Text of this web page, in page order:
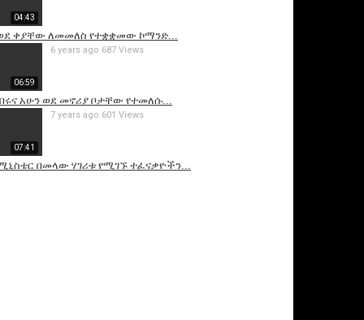
04:43
ቀያቸው ለመመለስ የተቋቋመው ኮማንድ...
06:59
አሁን ወደ መኖሪያ ቦታቸው የተመለሱ...
6 years ago 687 Views
07:41
በመላው ሃገሪቱ የሚገኙ ተፈናቃዮችን...
7 years ago 601 Views